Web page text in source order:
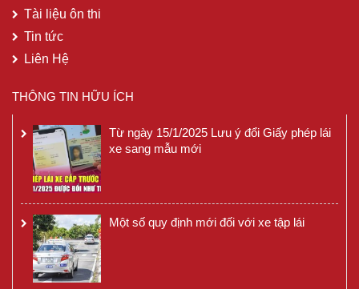
Tài liệu ôn thi
Tin tức
Liên Hệ
THÔNG TIN HỮU ÍCH
Từ ngày 15/1/2025 Lưu ý đổi Giấy phép lái
xe sang mẫu mới
Một số quy định mới đối với xe tập lái